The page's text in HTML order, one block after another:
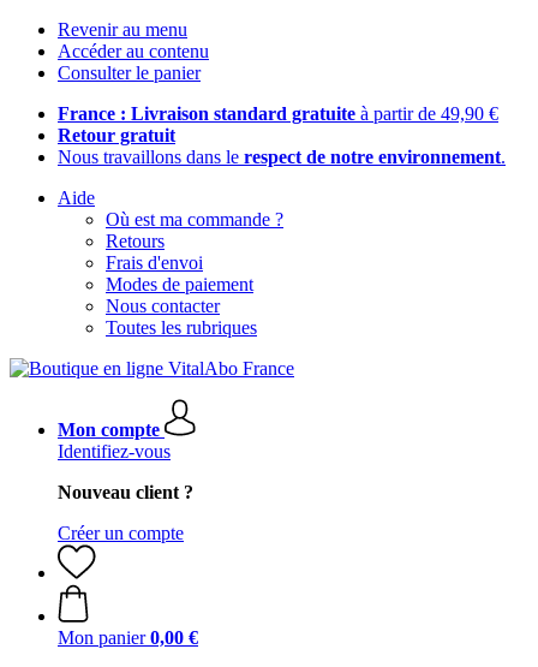
Revenir au menu
Accéder au contenu
Consulter le panier
France : Livraison standard gratuite à partir de 49,90 €
Retour gratuit
Nous travaillons dans le respect de notre environnement.
Aide
Où est ma commande ?
Retours
Frais d'envoi
Modes de paiement
Nous contacter
Toutes les rubriques
Mon compte
Identifiez-vous
Nouveau client ?
Créer un compte
Mon panier 0,00 €